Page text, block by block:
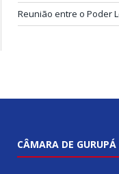
Reunião entre o Poder
CÂMARA DE GURUPÁ